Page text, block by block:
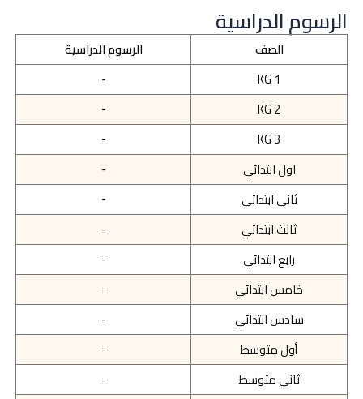
الرسوم الدراسية
الصف
الرسوم الدراسية
KG 1
-
KG 2
-
KG 3
-
اول ابتدائي
-
ثاني ابتدائي
-
ثالث ابتدائي
-
رابع ابتدائي
-
خامس ابتدائي
-
سادس ابتدائي
-
أول متوسط
-
ثاني متوسط
-